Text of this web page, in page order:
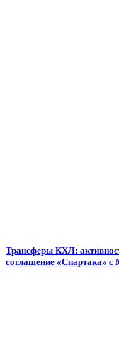
Трансферы КХЛ:
соглашение «Спартака»